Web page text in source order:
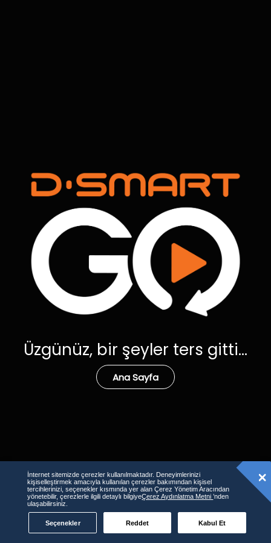
Üzgünüz, bir şeyler ters gitti...
Ana Sayfa
İnternet sitemizde çerezler kullanılmaktadır. Deneyimlerinizi
kişiselleştirmek amacıyla kullanılan çerezler bakımından kişisel
tercihlerinizi, seçenekler kısmında yer alan Çerez Yönetim Aracından
yönetebilir, çerezlerle ilgili detaylı bilgiyeÇerez Aydınlatma Metni’nden
ulaşabilirsiniz.
Seçenekler Reddet Kabul Et